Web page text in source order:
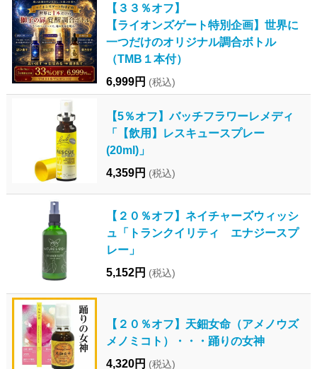
【３３％オフ】
【ライオンズゲート特別企画】世界に
一つだけのオリジナル調合ボトル
（TMB１本付）
6,999円 (税込)
【5％オフ】バッチフラワーレメディ
「【飲用】レスキュースプレー
(20ml)」
4,359円 (税込)
【２０％オフ】ネイチャーズウィッシ
ュ「トランクイリティ エナジースプ
レー」
5,152円 (税込)
【２０％オフ】天鈿女命（アメノウズ
メノミコト）・・・踊りの女神
4,320円 (税込)